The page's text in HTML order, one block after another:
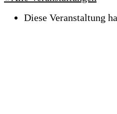
Diese Veranstaltung